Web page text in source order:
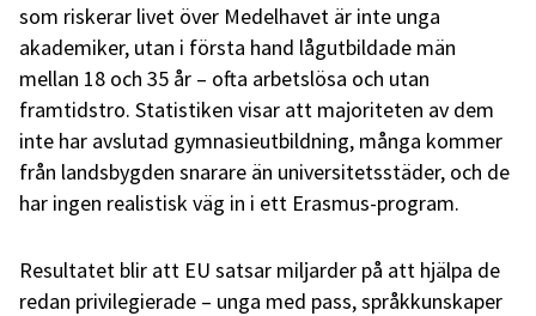
som riskerar livet över Medelhavet är inte unga
akademiker, utan i första hand lågutbildade män
mellan 18 och 35 år – ofta arbetslösa och utan
framtidstro. Statistiken visar att majoriteten av dem
inte har avslutad gymnasieutbildning, många kommer
från landsbygden snarare än universitetsstäder, och de
har ingen realistisk väg in i ett Erasmus-program.
Resultatet blir att EU satsar miljarder på att hjälpa de
redan privilegierade – unga med pass, språkkunskaper